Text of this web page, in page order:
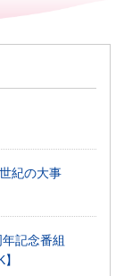
紀の大事
年記念番組